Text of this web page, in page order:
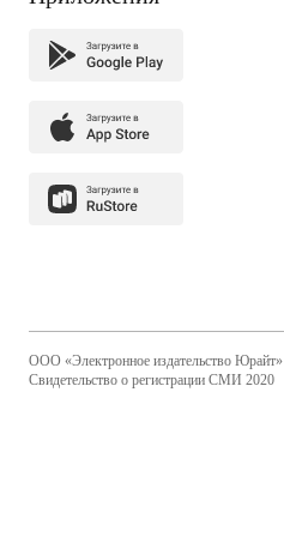
ООО «Электронное издательство Юрайт»
Свидетельство о регистрации СМИ 2020